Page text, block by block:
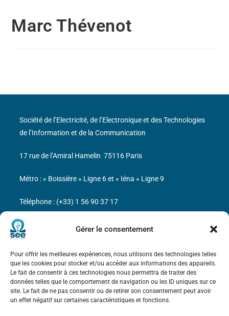
Gérer le consentement
Pour offrir les meilleures expériences, nous utilisons des technologies telles
que les cookies pour stocker et/ou accéder aux informations des appareils.
Le fait de consentir à ces technologies nous permettra de traiter des
données telles que le comportement de navigation ou les ID uniques sur ce
site. Le fait de ne pas consentir ou de retirer son consentement peut avoir
un effet négatif sur certaines caractéristiques et fonctions.
Marc Thévenot
Bicentenaire des découvertes d’André-
Marie Ampère
Mentions légales
Société de l’Electricité, de l’Electronique et des Technologies
de l’Information et de la Communication
17 rue de l’Amiral Hamelin 75116 Paris
Métro : « Boissière » Ligne 6 et « Iéna » Ligne 9
Téléphone : (+33) 1 56 90 37 17
N° de SIREN : 785 393 232, Code APE : 9412Z TVA intra-
communautaire : FR44 785 393 232